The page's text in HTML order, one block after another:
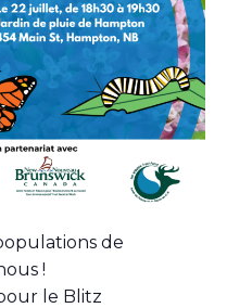
de
!
le Blitz